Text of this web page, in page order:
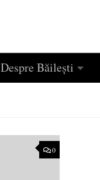
Despre Băilești
0